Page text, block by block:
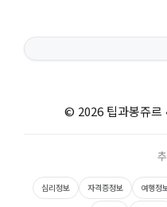
© 2026 팁과봉쥬르
심리정보 자격증정보 여행정